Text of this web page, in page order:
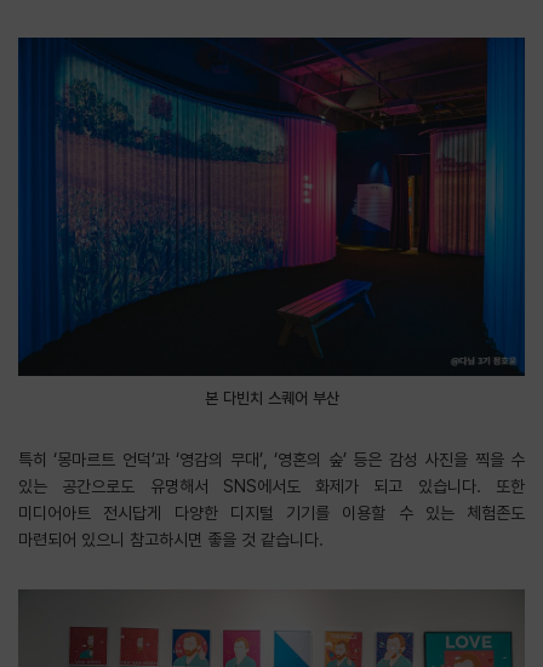
본 다빈치 스퀘어 부산
특히 ‘몽마르트 언덕’과 ‘영감의 무대’, ‘영혼의 숲’ 등은 감성 사진을 찍을 수
있는 공간으로도 유명해서 SNS에서도 화제가 되고 있습니다. 또한
미디어아트 전시답게 다양한 디지털 기기를 이용할 수 있는 체험존도
마련되어 있으니 참고하시면 좋을 것 같습니다.